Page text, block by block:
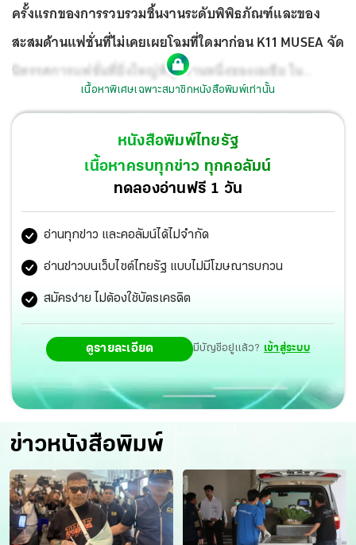
ครั้งแรกของการรวบรวมชิ้นงานระดับพิพิธภัณฑ์และของ
สะสมด้านแฟชั่นที่ไม่เคยเผยโฉมที่ใดมาก่อน K11 MUSEA จัด
นิทรรศการแฟชั่นที่ยิ่งใหญ่ที่สุดงานหนึ่งของเอเชีย ใน
นิทรรศการ Savoir-Faire : The Mas tery of Craft in Fashion
จัดแสดงเรื่องราวกว่า 30 ปีของงานออกแบบแฟชั่นระดับ
ตำนาน ถ่ายทอด ผ่านงานหัตถศิลป์ชั้นยอด พร้อมด้วยผล
งานสิ่งประดิษฐ์สุดหายากจากประเทศจีน จัดโดย Adrian
Cheng CEO ของ New World Development และ Carine
Roitfeld ผู้ซึ่งเคยดำรงตำแหน่งเป็น Editor-in-Chief ของ
นิตยสาร VOGUE Paris
เนื้อหาพิเศษเฉพาะสมาชิกหนังสือพิมพ์เท่านั้น
หนังสือพิมพ์ไทยรัฐ
เนื้อหาครบทุกข่าว ทุกคอลัมน์
ทดลองอ่านฟรี 1 วัน
อ่านทุกข่าว และคอลัมน์ได้ไม่จำกัด
อ่านข่าวบนเว็บไซต์ไทยรัฐ แบบไม่มีโฆษณารบกวน
สมัครง่าย ไม่ต้องใช้บัตรเครดิต
ดูรายละเอียด มีบัญชีอยู่แล้ว? เข้าสู่ระบบ
ข่าวหนังสือพิมพ์